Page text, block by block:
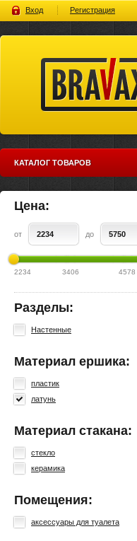
Вход Регистрация
всей россии
КАТАЛОГ ТОВАРОВ
Цена:
от до
2234 3406 4578
Разделы:
Настенные
Материал ершика:
пластик
латунь
Материал стакана:
стекло
керамика
Помещения:
аксессуары для туалета